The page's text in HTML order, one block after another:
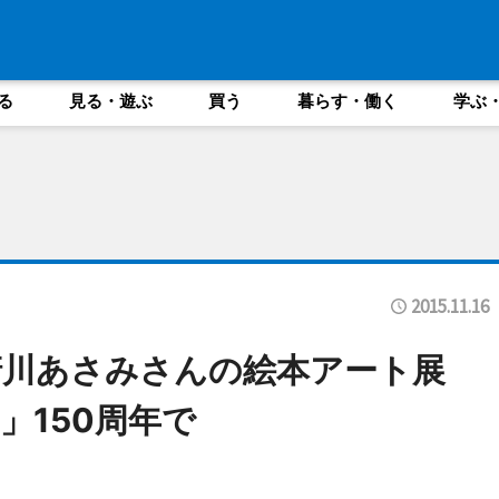
見る・遊ぶ 買う 暮らす・働く 学ぶ
2015.11.16
あさみさんの絵本アート展
150周年で